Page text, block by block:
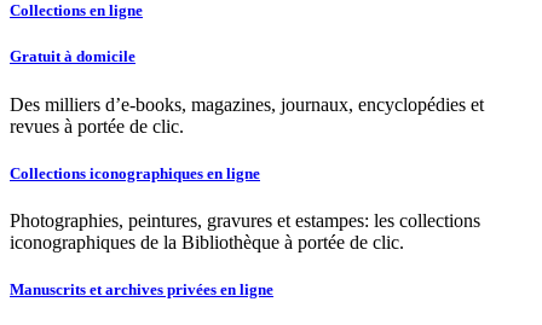
Collections en ligne
Gratuit à domicile
Des milliers d’e-books, magazines, journaux, encyclopédies et
revues à portée de clic.
Collections iconographiques en ligne
Photographies, peintures, gravures et estampes: les collections
iconographiques de la Bibliothèque à portée de clic.
Manuscrits et archives privées en ligne